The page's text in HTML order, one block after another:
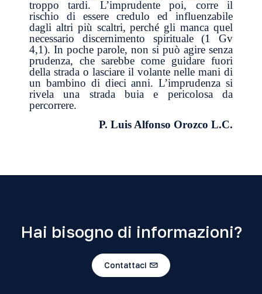
troppo tardi. L’imprudente poi, corre il
rischio di essere credulo ed influenzabile
dagli altri più scaltri, perché gli manca quel
necessario discernimento spirituale (1 Gv
4,1). In poche parole, non si può agire senza
prudenza, che sarebbe come guidare fuori
della strada o lasciare il volante nelle mani di
un bambino di dieci anni. L’imprudenza si
rivela una strada buia e pericolosa da
percorrere.
P. Luis Alfonso Orozco L.C.
Hai bisogno di informazioni?
Contattaci